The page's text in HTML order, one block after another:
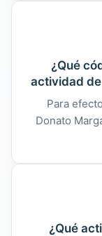
¿Qué
actividad
Para
Donato
¿Qué